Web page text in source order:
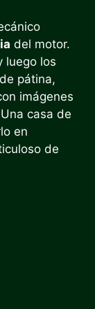
del motor.
luego los
pátina,
imágenes
casa de
en
de